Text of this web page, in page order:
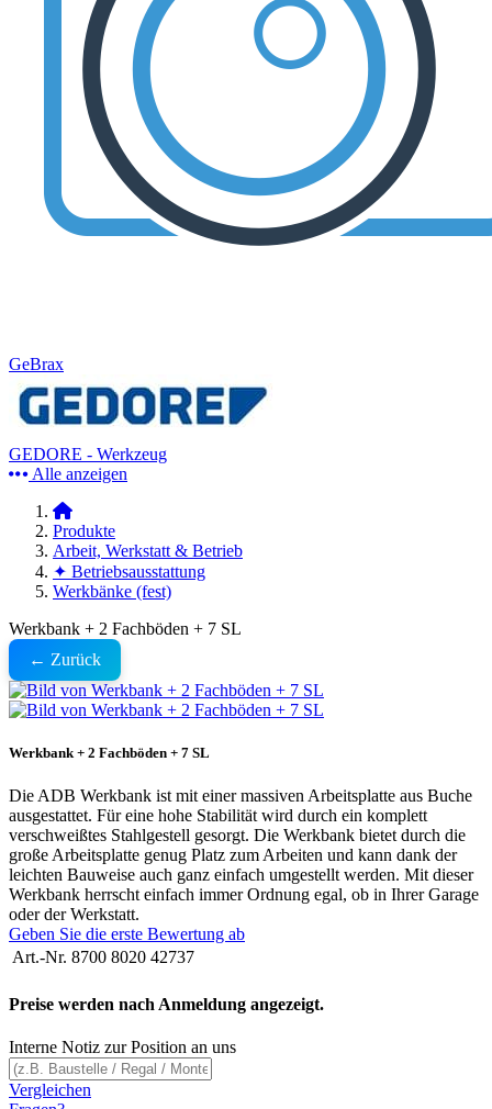
GeBrax
GEDORE - Werkzeug
Alle anzeigen
Produkte
Arbeit, Werkstatt & Betrieb
✦ Betriebsausstattung
Werkbänke (fest)
Werkbank + 2 Fachböden + 7 SL
← Zurück
Werkbank + 2 Fachböden + 7 SL
Die ADB Werkbank ist mit einer massiven Arbeitsplatte aus Buche
ausgestattet. Für eine hohe Stabilität wird durch ein komplett
verschweißtes Stahlgestell gesorgt. Die Werkbank bietet durch die
große Arbeitsplatte genug Platz zum Arbeiten und kann dank der
leichten Bauweise auch ganz einfach umgestellt werden. Mit dieser
Werkbank herrscht einfach immer Ordnung egal, ob in Ihrer Garage
oder der Werkstatt.
Geben Sie die erste Bewertung ab
Art.-Nr. 8700 8020 42737
Preise werden nach Anmeldung angezeigt.
Interne Notiz zur Position an uns
Vergleichen